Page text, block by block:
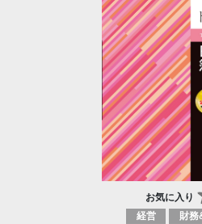
お気に入り
経営 財務